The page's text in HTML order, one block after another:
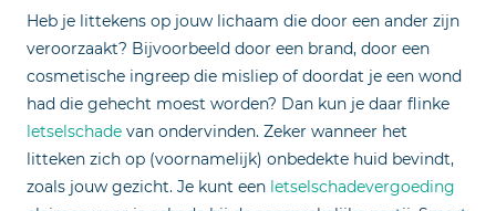
Heb je littekens op jouw lichaam die door een ander zijn
veroorzaakt? Bijvoorbeeld door een brand, door een
cosmetische ingreep die misliep of doordat je een wond
had die gehecht moest worden? Dan kun je daar flinke
letselschade van ondervinden. Zeker wanneer het
litteken zich op (voornamelijk) onbedekte huid bevindt,
zoals jouw gezicht. Je kunt een letselschadevergoeding